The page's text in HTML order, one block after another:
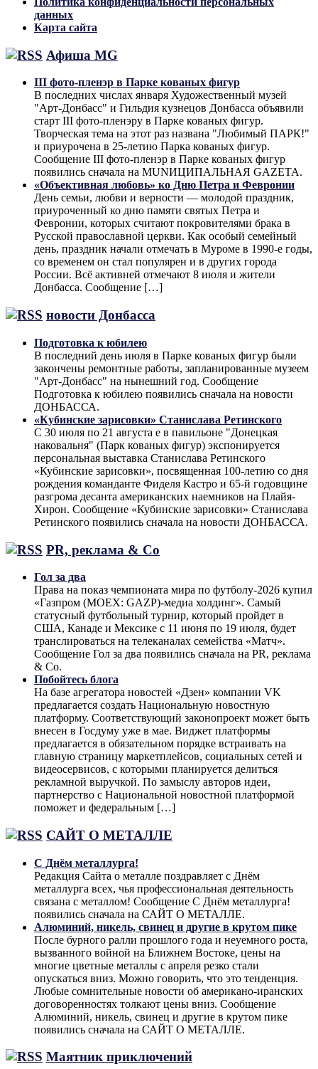
данных
Карта сайта
Афиша MG
III фото-пленэр в Парке кованых фигур
В последних числах января Художественный музей
"Арт-Донбасс" и Гильдия кузнецов Донбасса объявили
старт III фото-пленэру в Парке кованых фигур.
Творческая тема на этот раз названа "Любимый ПАРК!"
и приурочена в 25-летию Парка кованых фигур.
Сообщение III фото-пленэр в Парке кованых фигур
появились сначала на MUNИЦИПАЛЬНАЯ GAZЕТА.
«Объективная любовь» ко Дню Петра и Февронии
День семьи, любви и верности — молодой праздник,
приуроченный ко дню памяти святых Петра и
Февронии, которых считают покровителями брака в
Русской православной церкви. Как особый семейный
день, праздник начали отмечать в Муроме в 1990-е годы,
со временем он стал популярен и в других города
России. Всё активней отмечают 8 июля и жители
Донбасса. Сообщение […]
новости Донбасса
Подготовка к юбилею
В последний день июля в Парке кованых фигур были
закончены ремонтные работы, запланированные музеем
"Арт-Донбасс" на нынешний год. Сообщение
Подготовка к юбилею появились сначала на новости
ДОНБАССА.
«Кубинские зарисовки» Станислава Ретинского
С 30 июля по 21 августа е в павильоне "Донецкая
наковальня" (Парк кованых фигур) экспонируется
персональная выставка Станислава Ретинского
«Кубинские зарисовки», посвященная 100-летию со дня
рождения команданте Фиделя Кастро и 65-й годовщине
разгрома десанта американских наемников на Плайя-
Хирон. Сообщение «Кубинские зарисовки» Станислава
Ретинского появились сначала на новости ДОНБАССА.
PR, реклама & Co
Гол за два
Права на показ чемпионата мира по футболу-2026 купил
«Газпром (MOEX: GAZP)-медиа холдинг». Самый
статусный футбольный турнир, который пройдет в
США, Канаде и Мексике с 11 июня по 19 июля, будет
транслироваться на телеканалах семейства «Матч».
Сообщение Гол за два появились сначала на PR, реклама
& Co.
Побойтесь блога
На базе агрегатора новостей «Дзен» компании VK
предлагается создать Национальную новостную
платформу. Соответствующий законопроект может быть
внесен в Госдуму уже в мае. Виджет платформы
предлагается в обязательном порядке встраивать на
главную страницу маркетплейсов, социальных сетей и
видеосервисов, с которыми планируется делиться
рекламной выручкой. По замыслу авторов идеи,
партнерство с Национальной новостной платформой
поможет и федеральным […]
САЙТ О МЕТАЛЛЕ
С Днём металлурга!
Редакция Сайта о металле поздравляет с Днём
металлурга всех, чья профессиональная деятельность
связана с металлом! Сообщение С Днём металлурга!
появились сначала на САЙТ О МЕТАЛЛЕ.
Алюминий, никель, свинец и другие в крутом пике
После бурного ралли прошлого года и неуемного роста,
вызванного войной на Ближнем Востоке, цены на
многие цветные металлы с апреля резко стали
опускаться вниз. Можно говорить, что это тенденция.
Любые сомнительные новости об американо-иранских
договоренностях толкают цены вниз. Сообщение
Алюминий, никель, свинец и другие в крутом пике
появились сначала на САЙТ О МЕТАЛЛЕ.
Маятник приключений